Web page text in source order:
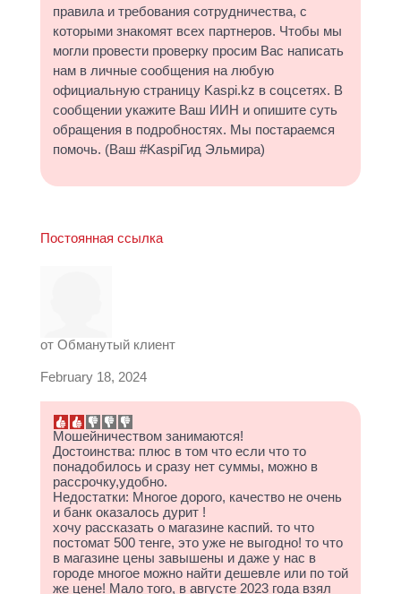
правила и требования сотрудничества, с
которыми знакомят всех партнеров. Чтобы мы
могли провести проверку просим Вас написать
нам в личные сообщения на любую
официальную страницу Kaspi.kz в соцсетях. В
сообщении укажите Ваш ИИН и опишите суть
обращения в подробностях. Мы постараемся
помочь. (Ваш #KaspiГид Эльмира)
Постоянная ссылка
от Обманутый клиент
February 18, 2024
Мошейничеством занимаются!
Достоинства: плюс в том что если что то
понадобилось и сразу нет суммы, можно в
рассрочку,удобно.
Недостатки: Многое дорого, качество не очень
и банк оказалось дурит !
хочу рассказать о магазине каспий. то что
постомат 500 тенге, это уже не выгодно! то что
в магазине цены завышены и даже у нас в
городе многое можно найти дешевле или по той
же цене! Мало того, в августе 2023 года взял